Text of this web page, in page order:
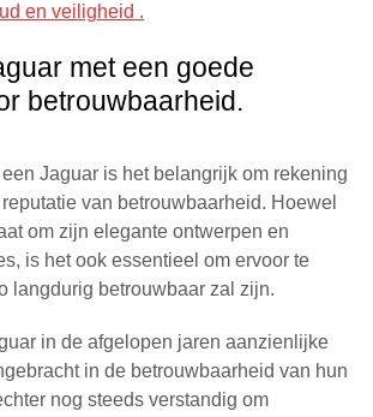
en veiligheid .
met een goede
betrouwbaarheid.
Jaguar is het belangrijk om rekening
van betrouwbaarheid. Hoewel
om zijn elegante ontwerpen en
is het ook essentieel om ervoor te
langdurig betrouwbaar zal zijn.
in de afgelopen jaren aanzienlijke
in de betrouwbaarheid van hun
nog steeds verstandig om